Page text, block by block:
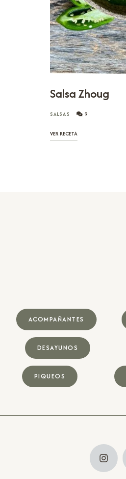
Salsa Zhoug
SALSAS 9
VER RECETA
ACOMPAÑANTES
DESAYUNOS
PIQUEOS